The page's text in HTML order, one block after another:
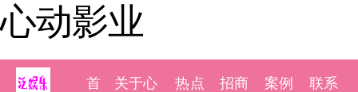
心动影业
首
关于心
热点
招商
案例
联系